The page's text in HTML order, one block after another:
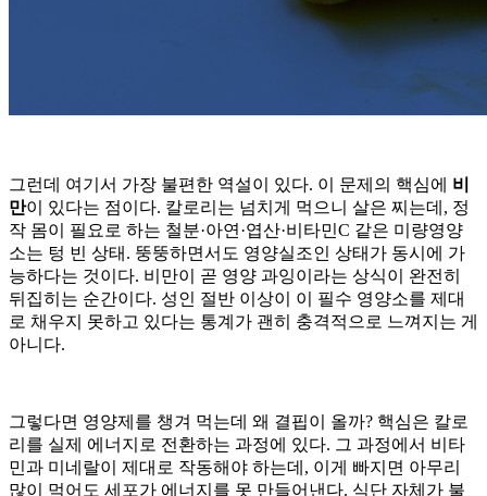
그런데 여기서 가장 불편한 역설이 있다. 이 문제의 핵심에 비
만이 있다는 점이다. 칼로리는 넘치게 먹으니 살은 찌는데, 정
작 몸이 필요로 하는 철분·아연·엽산·비타민C 같은 미량영양
소는 텅 빈 상태. 뚱뚱하면서도 영양실조인 상태가 동시에 가
능하다는 것이다. 비만이 곧 영양 과잉이라는 상식이 완전히
뒤집히는 순간이다. 성인 절반 이상이 이 필수 영양소를 제대
로 채우지 못하고 있다는 통계가 괜히 충격적으로 느껴지는 게
아니다.
그렇다면 영양제를 챙겨 먹는데 왜 결핍이 올까? 핵심은 칼로
리를 실제 에너지로 전환하는 과정에 있다. 그 과정에서 비타
민과 미네랄이 제대로 작동해야 하는데, 이게 빠지면 아무리
많이 먹어도 세포가 에너지를 못 만들어낸다. 식단 자체가 불